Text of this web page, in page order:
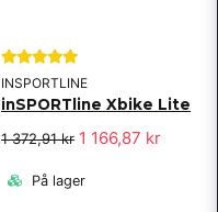
INSPORTLINE
inSPORTline Xbike Lite
1 372,91 kr 1 166,87 kr
På lager